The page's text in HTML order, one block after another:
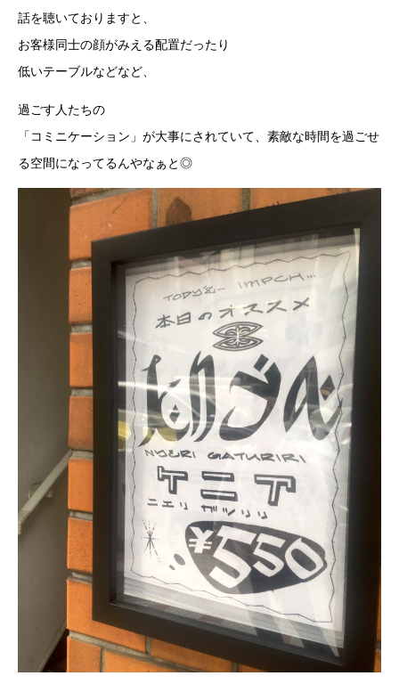
話を聴いておりますと、
お客様同士の顔がみえる配置だったり
低いテーブルなどなど、
過ごす人たちの
「コミニケーション」が大事にされていて、素敵な時間を過ごせ
る空間になってるんやなぁと◎